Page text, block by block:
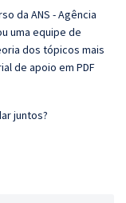
da ANS - Agência
uma equipe de
dos tópicos mais
de apoio em PDF
juntos?